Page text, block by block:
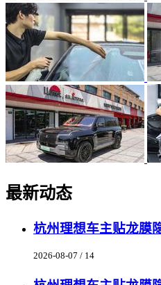
最新动态
杭州理想车主贴龙膜
2026-08-07 / 14